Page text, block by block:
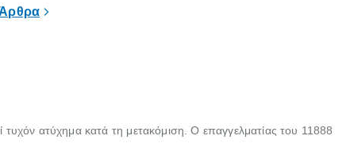
πιστοποιημένο τεχνικό.
τυχόν ατύχημα κατά τη μετακόμιση. Ο επαγγελματίας του 11888